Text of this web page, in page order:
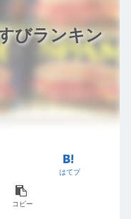
びランキン
はてブ
コピー